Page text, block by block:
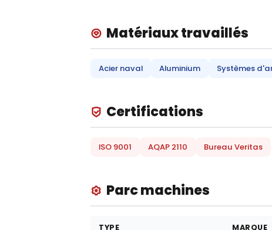
Matériaux travaillés
Acier naval Aluminium Systèmes
Certifications
ISO 9001 AQAP 2110 Bureau Veritas
Parc machines
TYPE MARQUE